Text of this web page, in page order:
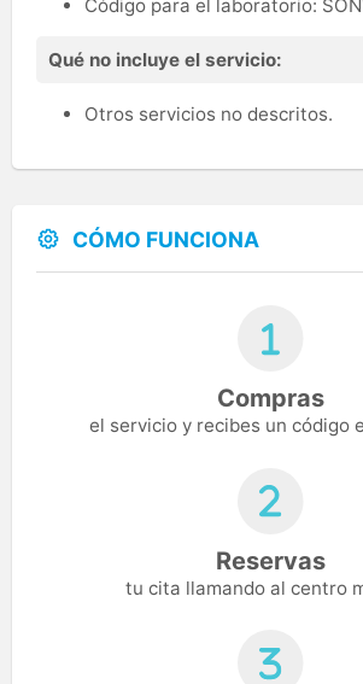
Código para el laboratorio:
Qué no incluye el servicio:
Otros servicios no descritos.
CÓMO FUNCIONA
Compras
el servicio y recibes un código
Reservas
tu cita llamando al centro